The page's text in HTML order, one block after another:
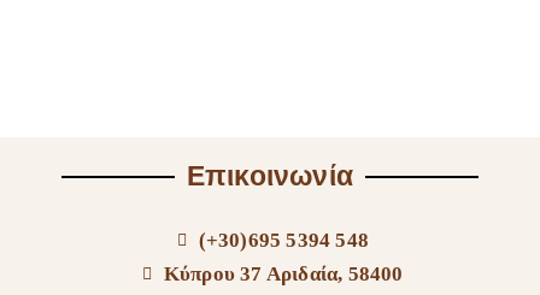
Επικοινωνία
(+30)695 5394 548
Κύπρου 37 Αριδαία, 58400